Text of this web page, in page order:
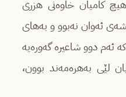
کامیان خاوەنی هزری
ئەوان نەبوو و بەهای
ئەم دوو شاعیرە گەورەیە
لێی بەهرەمەند بوون،